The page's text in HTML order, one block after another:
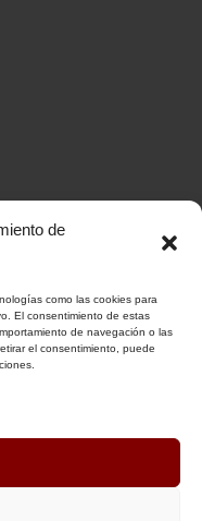
de
como las cookies para
El consentimiento de estas
de navegación o las
el consentimiento, puede
by Himba
internacional